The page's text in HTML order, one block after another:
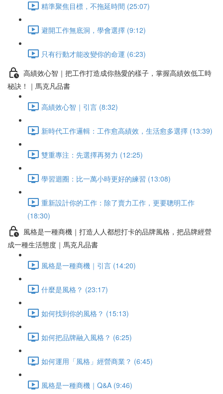
精準聚焦目標，不拖延時間 (25:07)
避開工作無底洞，學會選擇 (9:12)
只有行動才能改變你的命運 (6:23)
高績效心智｜把工作打造成你熱愛的樣子，掌握高績效低工時
秘訣！｜馬克凡品書
高績效心智｜引言 (8:32)
新時代工作邏輯：工作愈高績效，生活愈多選擇 (13:39)
雙重專注：先選擇再努力 (12:25)
學習迴圈：比一萬小時更好的練習 (13:08)
重新設計你的工作：除了賣力工作，更要聰明工作
(18:30)
風格是一種商機｜打造人人都想打卡的品牌風格，把品牌經營
成一種生活態度｜馬克凡品書
風格是一種商機｜引言 (14:20)
什麼是風格？ (23:17)
如何找到你的風格？ (15:13)
如何把品牌融入風格？ (6:25)
如何運用「風格」經營商業？ (6:45)
風格是一種商機｜Q&A (9:46)